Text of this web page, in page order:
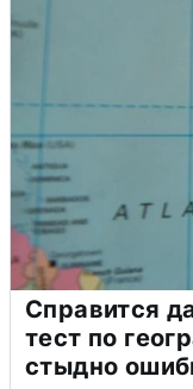
Справится
тест по
стыдно